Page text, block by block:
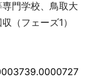
門学校、鳥取大
（フェーズ1）